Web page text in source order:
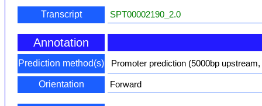
Transcript SPT00002190_2.0
Annotation
Prediction method(s) Promoter prediction (5000bp
Orientation Forward